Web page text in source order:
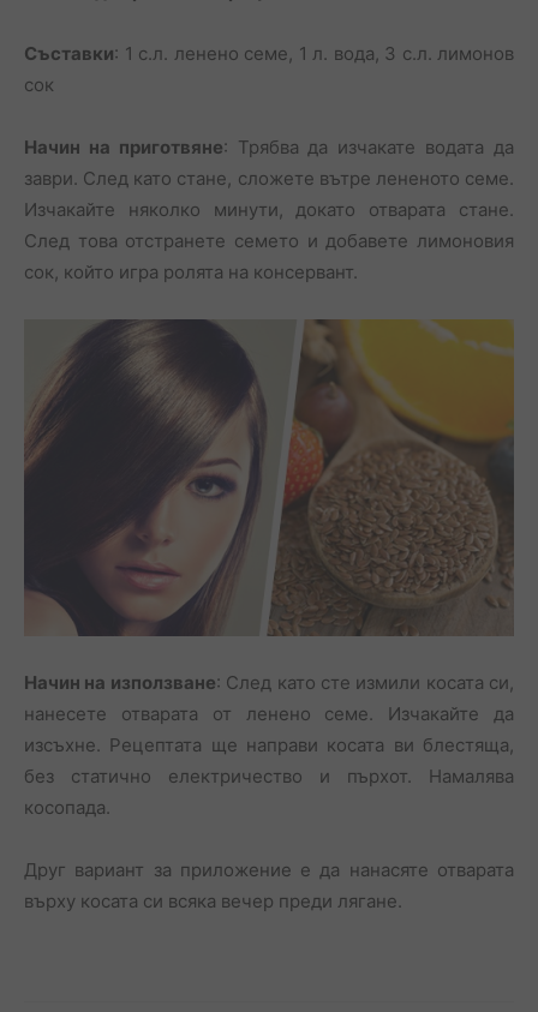
Съставки: 1 с.л. ленено семе, 1 л. вода, 3 с.л. лимонов
сок
Начин на приготвяне: Трябва да изчакате водата да
заври. След като стане, сложете вътре лененото семе.
Изчакайте няколко минути, докато отварата стане.
След това отстранете семето и добавете лимоновия
сок, който игра ролята на консервант.
Начин на използване: След като сте измили косата си,
нанесете отварата от ленено семе. Изчакайте да
изсъхне. Рецептата ще направи косата ви блестяща,
без статично електричество и пърхот. Намалява
косопада.
Друг вариант за приложение е да нанасяте отварата
върху косата си всяка вечер преди лягане.